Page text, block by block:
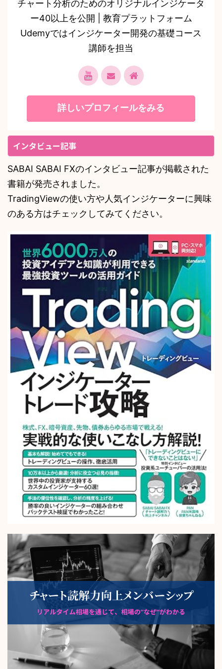
チャート分析のためのオリジナルインジケータ
ー40以上を公開 | 教育プラットフォーム
Udemyではインジケーター開発の基礎コース
講師を担当
詳しいプロフィールをみる
インタビュー記事
SABAI SABAI FXのインタビュー記事が掲載された
書籍が発売されました。
TradingViewの使い方や人気インジケーターに興味
のある方はチェックしてみてください。